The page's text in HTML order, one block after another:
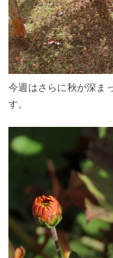
今週はさらに秋が深ま
す。